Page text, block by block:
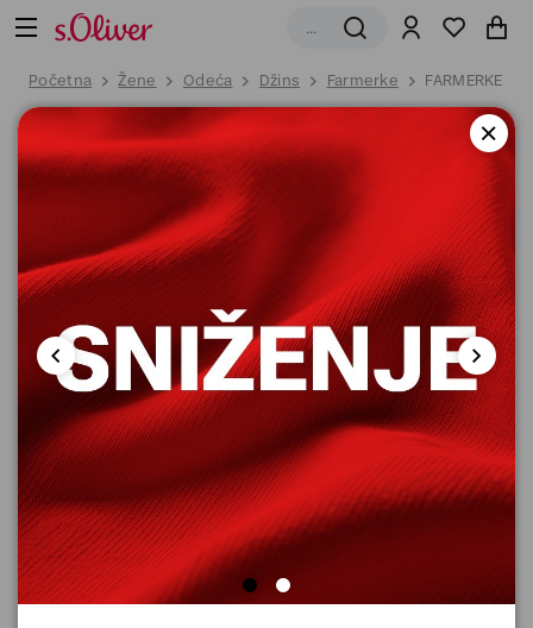
Početna Žene Odeća Džins Farmerke FARMERKE